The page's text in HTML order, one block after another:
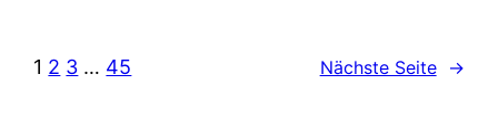
1 2 3 … 45 Nächste Seite →